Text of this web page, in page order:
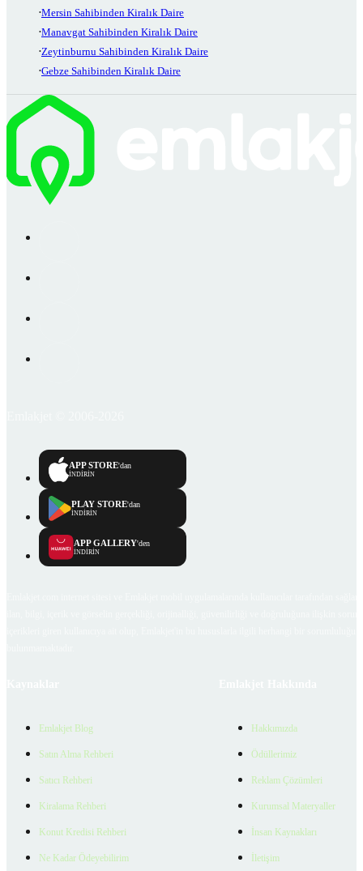
Mersin Sahibinden Kiralık Daire
Manavgat Sahibinden Kiralık Daire
Zeytinburnu Sahibinden Kiralık Daire
Gebze Sahibinden Kiralık Daire
APP STORE'dan
İNDİRİN
PLAY STORE'dan
İNDİRİN
APP GALLERY'den
İNDİRİN
Emlakjet Blog
Satın Alma Rehberi
Satıcı Rehberi
Kiralama Rehberi
Konut Kredisi Rehberi
Ne Kadar Ödeyebilirim
Hakkımızda
Ödüllerimiz
Reklam Çözümleri
Kurumsal Materyaller
İnsan Kaynakları
İletişim